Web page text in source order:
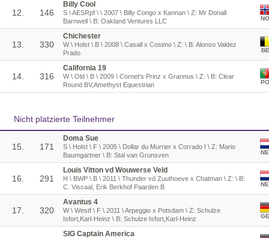
12. 146
Billy Cool
S \ AESRpf \ \ 2007 \ Billy Congo x Kannan \ Z: Mr Donall
Barnwell \ B: Oakland Ventures LLC
13. 330
Chichester
W \ Holst \ B \ 2008 \ Casall x Cosimo \ Z: \ B: Alonso Valdez
Prado
14. 316
California 19
W \ Old \ B \ 2009 \ Cornet's Prinz x Grannus \ Z: \ B: Clear
Round BV,Amethyst Equestrian
Nicht platzierte Teilnehmer
15. 171
Doma Sue
S \ Holst \ F \ 2005 \ Dollar du Murrier x Corrado I \ Z: Mario
Baumgartner \ B: Stal van Grunsven
16. 291
Louis Vitton vd Wouwerse Veld
H \ BWP \ B \ 2011 \ Thunder vd Zuuthoeve x Chatman \ Z: \ B:
C. Viscaal, Erik Berkhof Paarden B
17. 320
Avantus 4
W \ Westf \ F \ 2011 \ Arpeggio x Potsdam \ Z: Schulze
Isfort,Karl-Heinz \ B: Schulze Isfort,Karl-Heinz
SIG Captain America